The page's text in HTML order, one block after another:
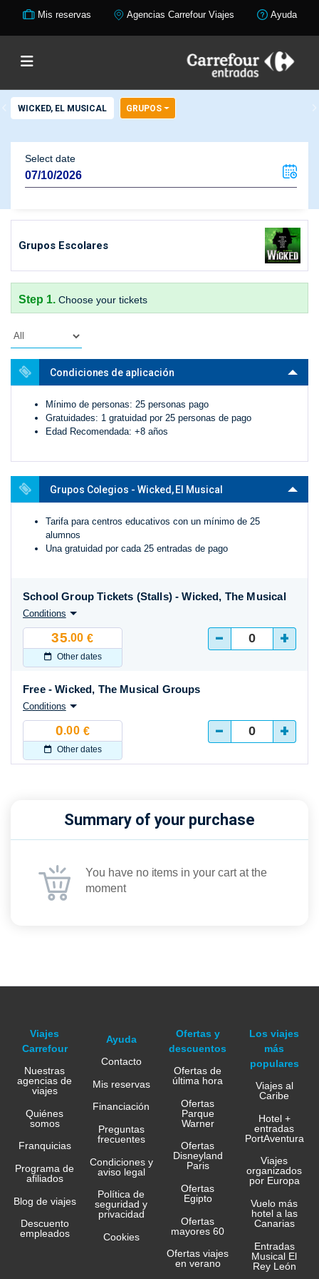
Mis reservas Agencias Carrefour Viajes Ayuda
WICKED, EL MUSICAL GRUPOS
Select date
Grupos Escolares
Step 1. Choose your tickets
Condiciones de aplicación
Mínimo de personas: 25 personas pago
Gratuidades: 1 gratuidad por 25 personas de pago
Edad Recomendada: +8 años
Grupos Colegios - Wicked, El Musical
Tarifa para centros educativos con un mínimo de 25
alumnos
Una gratuidad por cada 25 entradas de pago
35.00 €
Other dates
School Group Tickets (Stalls) - Wicked, The Musical
Conditions
- +
0.00 €
Other dates
Free - Wicked, The Musical Groups
Conditions
- +
Summary of your purchase
You have no items in your cart at the
moment
Viajes
Carrefour
Nuestras
agencias de
viajes
Quiénes
somos
Franquicias
Programa de
afiliados
Blog de viajes
Descuento
empleados
Ayuda
Contacto
Mis reservas
Financiación
Preguntas
frecuentes
Condiciones y
aviso legal
Política de
seguridad y
privacidad
Cookies
Ofertas y
descuentos
Ofertas de
última hora
Ofertas
Parque
Warner
Ofertas
Disneyland
Paris
Ofertas
Egipto
Ofertas
mayores 60
Ofertas viajes
en verano
Los viajes
más
populares
Viajes al
Caribe
Hotel +
entradas
PortAventura
Viajes
organizados
por Europa
Vuelo más
hotel a las
Canarias
Entradas
Musical El
Rey León